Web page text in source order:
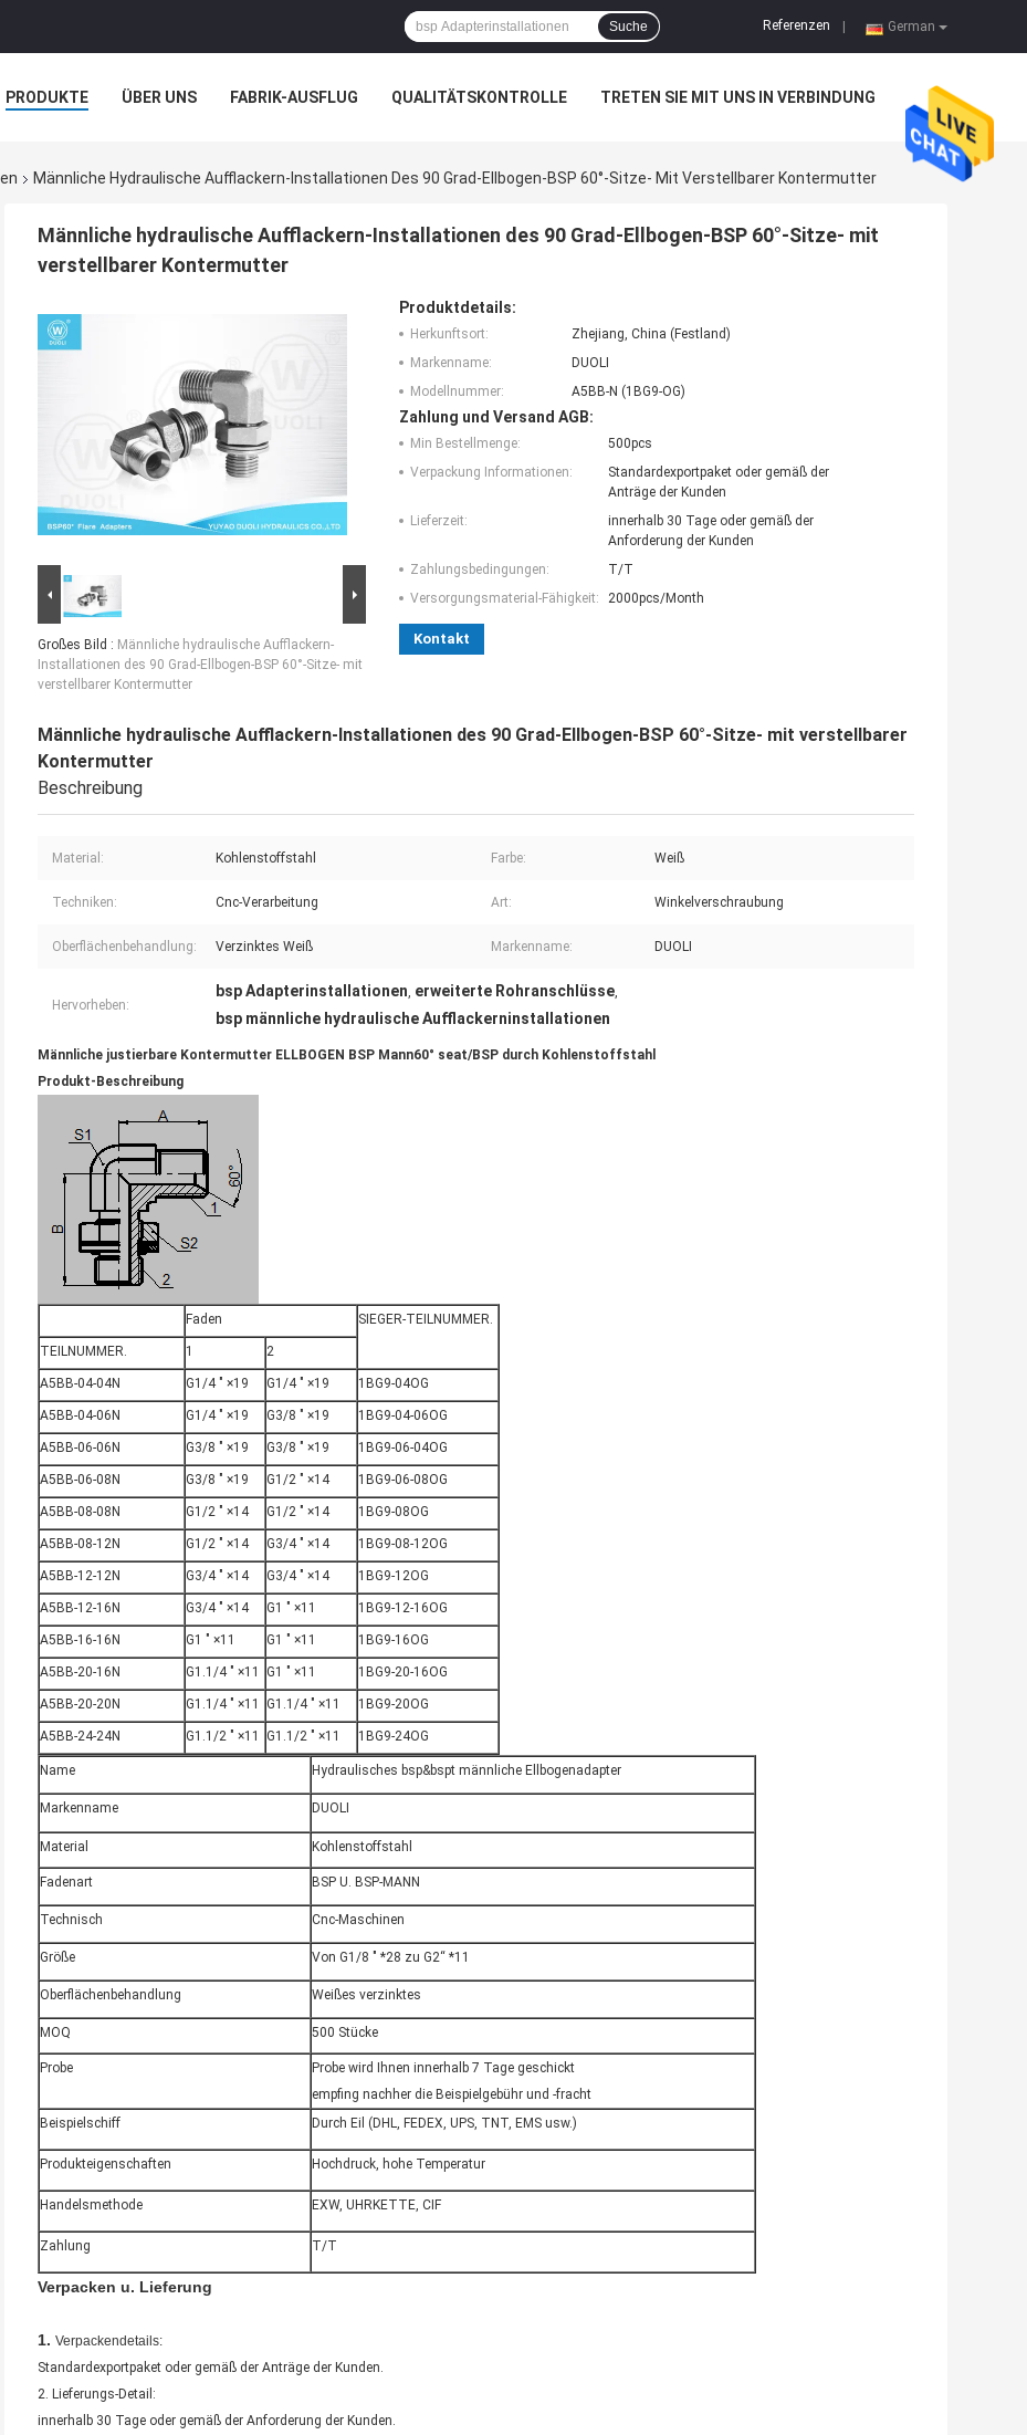
German
Referenzen
Suche
PRODUKTE ÜBER UNS FABRIK-AUSFLUG QUALITÄTSKONTROLLE TRETEN SIE MIT UNS IN VERBINDUNG
Männliche Hydraulische Aufflackern-Installationen Des 90 Grad-Ellbogen-BSP 60°-Sitze- Mit Verstellbarer Kontermutter
Männliche hydraulische Aufflackern-Installationen des 90 Grad-Ellbogen-BSP 60°-Sitze- mit
verstellbarer Kontermutter
Großes Bild : Männliche hydraulische Aufflackern-
Installationen des 90 Grad-Ellbogen-BSP 60°-Sitze- mit
verstellbarer Kontermutter
Produktdetails:
Herkunftsort:
Zhejiang, China (Festland)
Markenname:
DUOLI
Modellnummer:
A5BB-N (1BG9-OG)
Zahlung und Versand AGB:
Min Bestellmenge:
500pcs
Verpackung Informationen:
Standardexportpaket oder gemäß der
Anträge der Kunden
Lieferzeit:
innerhalb 30 Tage oder gemäß der
Anforderung der Kunden
Zahlungsbedingungen:
T/T
Versorgungsmaterial-Fähigkeit:
2000pcs/Month
Kontakt
Männliche hydraulische Aufflackern-Installationen des 90 Grad-Ellbogen-BSP 60°-Sitze- mit verstellbarer
Kontermutter
Beschreibung
Material: Kohlenstoffstahl Farbe: Weiß
Techniken: Cnc-Verarbeitung Art: Winkelverschraubung
Oberflächenbehandlung: Verzinktes Weiß Markenname: DUOLI
Hervorheben:
bsp Adapterinstallationen, erweiterte Rohranschlüsse,
bsp männliche hydraulische Aufflackerninstallationen
Männliche justierbare Kontermutter ELLBOGEN BSP Mann60° seat/BSP durch Kohlenstoffstahl
Produkt-Beschreibung
Faden SIEGER-TEILNUMMER.
TEILNUMMER. 1 2
A5BB-04-04N G1/4 " ×19 G1/4 " ×19 1BG9-04OG
A5BB-04-06N G1/4 " ×19 G3/8 " ×19 1BG9-04-06OG
A5BB-06-06N G3/8 " ×19 G3/8 " ×19 1BG9-06-04OG
A5BB-06-08N G3/8 " ×19 G1/2 " ×14 1BG9-06-08OG
A5BB-08-08N G1/2 " ×14 G1/2 " ×14 1BG9-08OG
A5BB-08-12N G1/2 " ×14 G3/4 " ×14 1BG9-08-12OG
A5BB-12-12N G3/4 " ×14 G3/4 " ×14 1BG9-12OG
A5BB-12-16N G3/4 " ×14 G1 " ×11 1BG9-12-16OG
A5BB-16-16N G1 " ×11 G1 " ×11 1BG9-16OG
A5BB-20-16N G1.1/4 " ×11 G1 " ×11 1BG9-20-16OG
A5BB-20-20N G1.1/4 " ×11 G1.1/4 " ×11 1BG9-20OG
A5BB-24-24N G1.1/2 " ×11 G1.1/2 " ×11 1BG9-24OG
Name Hydraulisches bsp&bspt männliche Ellbogenadapter
Markenname DUOLI
Material Kohlenstoffstahl
Fadenart BSP U. BSP-MANN
Technisch Cnc-Maschinen
Größe Von G1/8 " *28 zu G2“ *11
Oberflächenbehandlung Weißes verzinktes
MOQ 500 Stücke
Probe
Probe wird Ihnen innerhalb 7 Tage geschickt
empfing nachher die Beispielgebühr und -fracht
Beispielschiff
Durch Eil (DHL, FEDEX, UPS, TNT, EMS usw.)
Produkteigenschaften Hochdruck, hohe Temperatur
Handelsmethode EXW, UHRKETTE, CIF
Zahlung T/T
Verpacken u. Lieferung
1. Verpackendetails:
Standardexportpaket oder gemäß der Anträge der Kunden.
2. Lieferungs-Detail:
innerhalb 30 Tage oder gemäß der Anforderung der Kunden.